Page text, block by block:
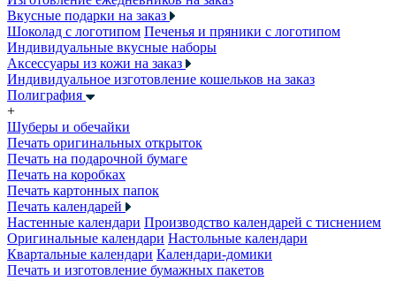
Вкусные подарки на заказ
Шоколад с логотипом Печенья и пряники с логотипом
Индивидуальные вкусные наборы
Аксессуары из кожи на заказ
Индивидуальное изготовление кошельков на заказ
Полиграфия
+
Шуберы и обечайки
Печать оригинальных открыток
Печать на подарочной бумаге
Печать на коробках
Печать картонных папок
Печать календарей
Настенные календари Производство календарей с тиснением
Оригинальные календари Настольные календари
Квартальные календари Календари-домики
Печать и изготовление бумажных пакетов